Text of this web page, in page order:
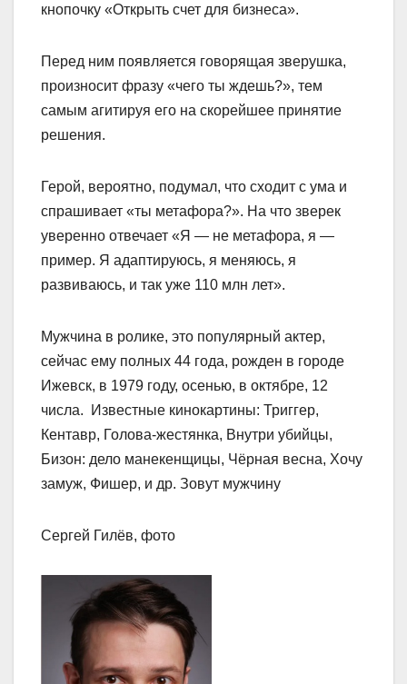
кнопочку «Открыть счет для бизнеса».
Перед ним появляется говорящая зверушка,
произносит фразу «чего ты ждешь?», тем
самым агитируя его на скорейшее принятие
решения.
Герой, вероятно, подумал, что сходит с ума и
спрашивает «ты метафора?». На что зверек
уверенно отвечает «Я — не метафора, я —
пример. Я адаптируюсь, я меняюсь, я
развиваюсь, и так уже 110 млн лет».
Мужчина в ролике, это популярный актер,
сейчас ему полных 44 года, рожден в городе
Ижевск, в 1979 году, осенью, в октябре, 12
числа. Известные кинокартины: Триггер,
Кентавр, Голова-жестянка, Внутри убийцы,
Бизон: дело манекенщицы, Чёрная весна, Хочу
замуж, Фишер, и др. Зовут мужчину
Сергей Гилёв, фото